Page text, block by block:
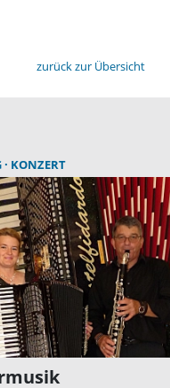
zurück zur Übersicht
KONZERT